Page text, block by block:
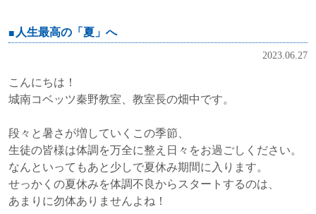
人生最高の「夏」へ
2023.06.27
こんにちは！
城南コベッツ秦野教室、教室長の畑中です。
段々と暑さが増していくこの季節、
生徒の皆様は体調を万全に整え日々をお過ごしください。
なんといってもあと少しで夏休み期間に入ります。
せっかくの夏休みを体調不良からスタートするのは、
あまりに勿体ありませんよね！